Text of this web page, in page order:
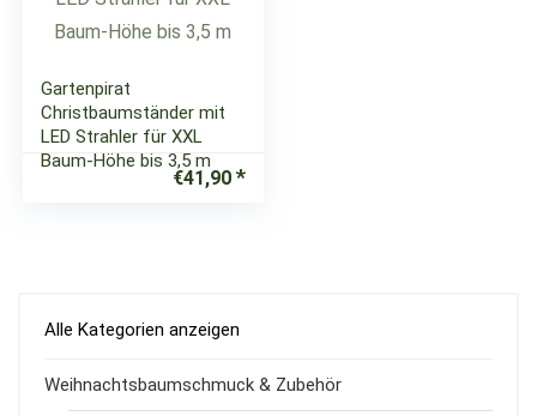
Gartenpirat
Christbaumständer mit
LED Strahler für XXL
Baum-Höhe bis 3,5 m
€41,90
Alle Kategorien anzeigen
Weihnachtsbaumschmuck & Zubehör